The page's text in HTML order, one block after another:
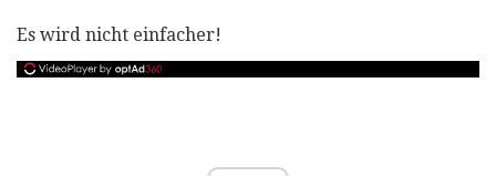
Es wird nicht einfacher!